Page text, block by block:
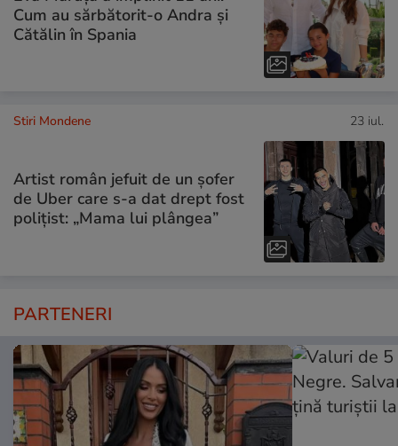
Cum au sărbătorit-o Andra și
Cătălin în Spania
Stiri Mondene 23 iul.
Artist român jefuit de un șofer
de Uber care s-a dat drept fost
polițist: „Mama lui plângea”
PARTENERI